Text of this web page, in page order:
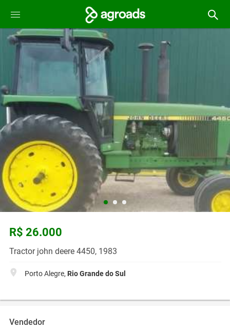
R$ 26.000
Tractor john deere 4450, 1983
Porto Alegre, Rio Grande do Sul
Vendedor